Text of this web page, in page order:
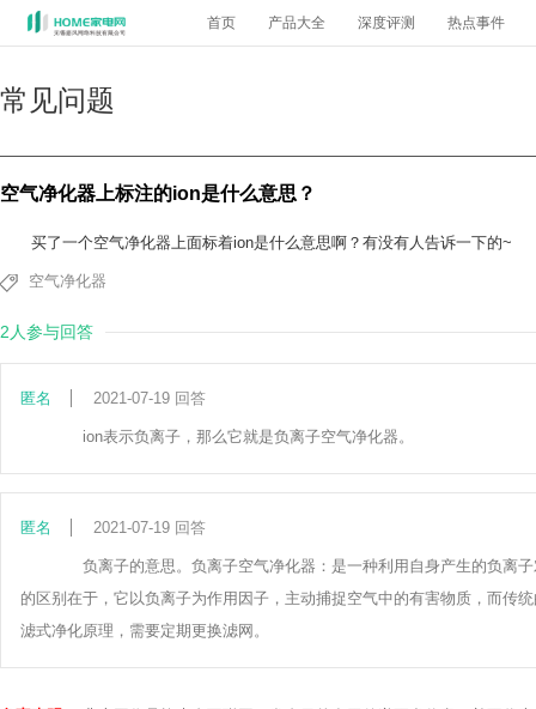
首页 产品大全 深度评测 热点事件
常见问题
空气净化器上标注的ion是什么意思？
买了一个空气净化器上面标着ion是什么意思啊？有没有人告诉一下的~
空气净化器
2人参与回答
匿名 2021-07-19 回答
ion表示负离子，那么它就是负离子空气净化器。
匿名 2021-07-19 回答
负离子的意思。负离子空气净化器：是一种利用自身产生的负离子
的区别在于，它以负离子为作用因子，主动捕捉空气中的有害物质，而传
滤式净化原理，需要定期更换滤网。